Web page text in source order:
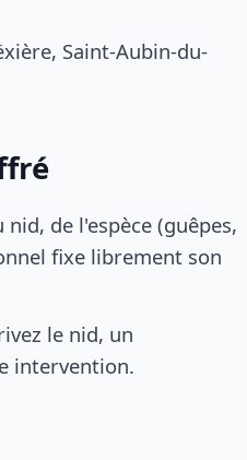
Saint-Aubin-du-
de l'espèce (guêpes,
fixe librement son
le nid, un
intervention.